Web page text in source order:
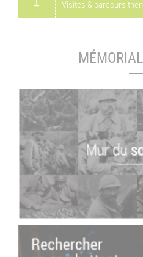
Visites & parcours
MÉMORIAL